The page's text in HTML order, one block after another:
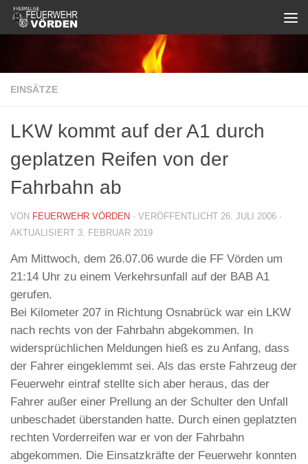
Zum Inhalt springen
EINSÄTZE
LKW kommt auf der A1 durch
geplatzen Reifen von der
Fahrbahn ab
VON FEUERWEHR VÖRDEN · VERÖFFENTLICHT 26. JULI 2006 ·
AKTUALISIERT 3. FEBRUAR 2019
Am Mittwoch, dem 26.07.06 wurde die FF Vörden um
21:14 Uhr zu einem Verkehrsunfall auf der BAB A1
gerufen.
Bei Kilometer 207 in Richtung Osnabrück war ein LKW
nach rechts von der Fahrbahn abgekommen. In
widersprüchlichen Meldungen hieß es zu Anfang, dass
der Fahrer eingeklemmt sei. Als das erste Fahrzeug der
Feuerwehr eintraf stellte sich aber heraus, das der
Fahrer außer einer Prellung an der Schulter den Unfall
unbeschadet überstanden hatte. Durch einen geplatzten
rechten Vorderreifen war er von der Fahrbahn
abgekommen. Die Einsatzkräfte der Feuerwehr konnten